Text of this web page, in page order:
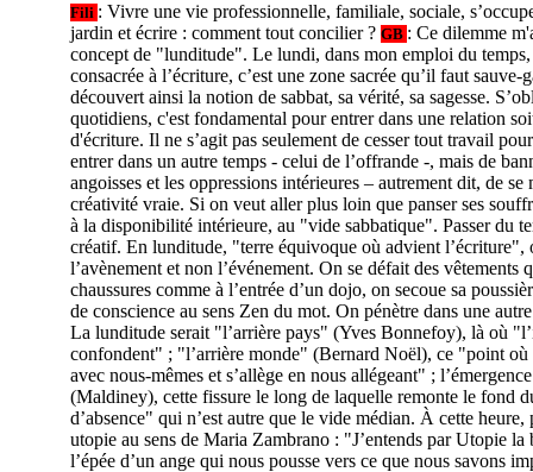
Fili : Vivre une vie professionnelle, familiale, sociale,
jardin et écrire : comment tout concilier ? GB : Ce dilemme
concept de "lunditude". Le lundi, dans mon emploi du
consacrée à l’écriture, c’est une zone sacrée qu’il faut
découvert ainsi la notion de sabbat, sa vérité, sa sagesse.
quotidiens, c'est fondamental pour entrer dans une relation
d'écriture. Il ne s’agit pas seulement de cesser tout travail
entrer dans un autre temps - celui de l’offrande -, mais de
angoisses et les oppressions intérieures – autrement dit, de
créativité vraie. Si on veut aller plus loin que panser ses
à la disponibilité intérieure, au "vide sabbatique". Passer du
créatif. En lunditude, "terre équivoque où advient l’écriture",
l’avènement et non l’événement. On se défait des vêtements
chaussures comme à l’entrée d’un dojo, on secoue sa
de conscience au sens Zen du mot. On pénètre dans une
La lunditude serait "l’arrière pays" (Yves Bonnefoy), là où
confondent" ; "l’arrière monde" (Bernard Noël), ce "point où
avec nous-mêmes et s’allège en nous allégeant" ;
(Maldiney), cette fissure le long de laquelle remonte le fond
d’absence" qui n’est autre que le vide médian. À cette
utopie au sens de Maria Zambrano : "J’entends par Utopie la
l’épée d’un ange qui nous pousse vers ce que nous savons